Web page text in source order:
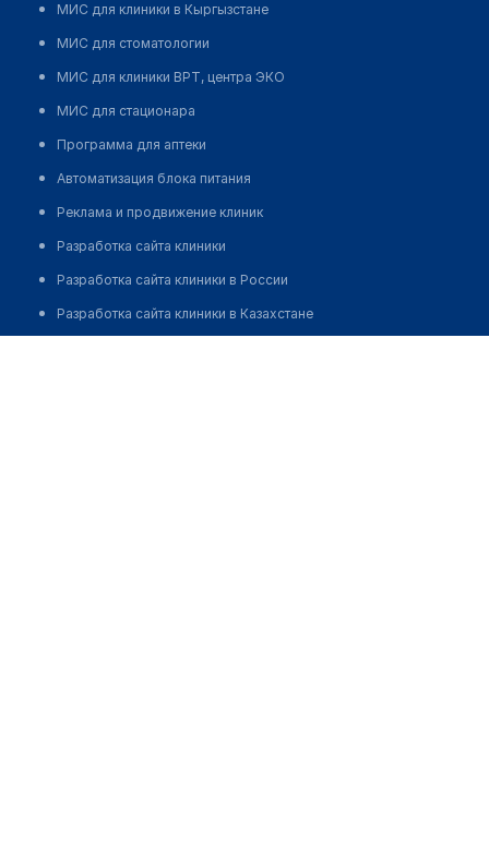
МИС для клиники в Кыргызстане
МИС для стоматологии
МИС для клиники ВРТ, центра ЭКО
МИС для стационара
Программа для аптеки
Автоматизация блока питания
Реклама и продвижение клиник
Разработка сайта клиники
Разработка сайта клиники в России
Разработка сайта клиники в Казахстане